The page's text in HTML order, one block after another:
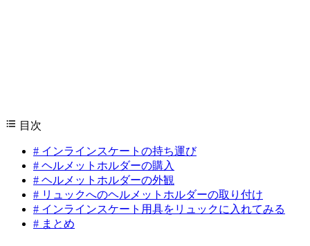
目次
# インラインスケートの持ち運び
# ヘルメットホルダーの購入
# ヘルメットホルダーの外観
# リュックへのヘルメットホルダーの取り付け
# インラインスケート用具をリュックに入れてみる
# まとめ